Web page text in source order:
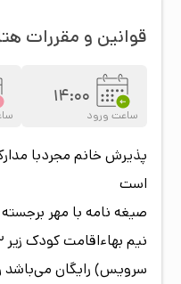
قوانین و مقررات
ساعت ورود
14:00
پذیرش خانم مجردبا
است
صیغه نامه با مهر
سرویس) رایگان می‌باشد